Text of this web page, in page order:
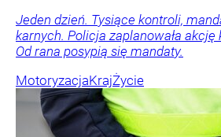
Jeden dzień. Tysiące kontroli,
karnych. Policja zaplanowała
Od rana posypią się mandaty.
MotoryzacjaKrajŻycie